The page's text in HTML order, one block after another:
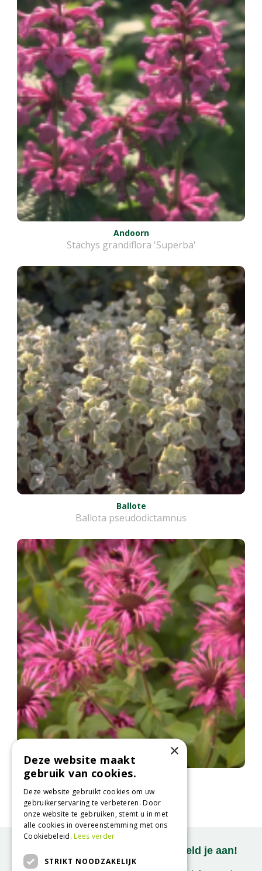
Andoorn
Stachys grandiflora 'Superba'
Ballote
Ballota pseudodictamnus
Bergamotplant
Monarda 'Aquarius'
Onze nieuwsbrief ontvangen? Meld je aan!
×
Deze website maakt
gebruik van cookies.
Deze website gebruikt cookies om uw
gebruikerservaring te verbeteren. Door
onze website te gebruiken, stemt u in met
alle cookies in overeenstemming met ons
Cookiebeleid.Lees verder
STRIKT NOODZAKELIJK